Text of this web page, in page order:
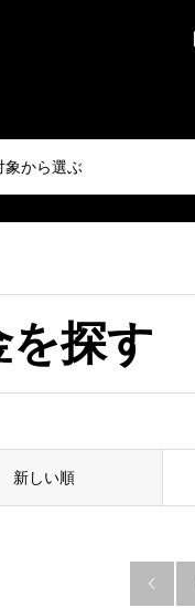
象から選ぶ
を探す
新しい順
